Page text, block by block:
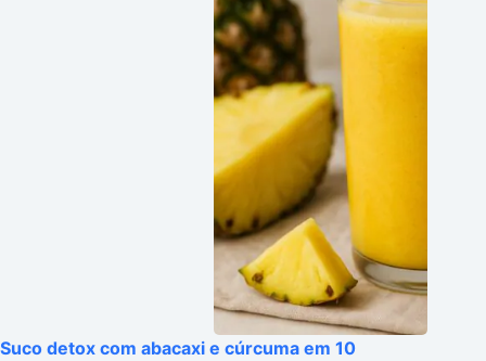
Suco detox com abacaxi e cúrcuma em 10